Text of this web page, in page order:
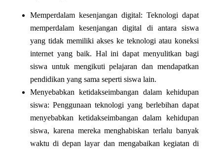
Memperdalam kesenjangan digital: Teknologi dapat
memperdalam kesenjangan digital di antara siswa
yang tidak memiliki akses ke teknologi atau koneksi
internet yang baik. Hal ini dapat menyulitkan bagi
siswa untuk mengikuti pelajaran dan mendapatkan
pendidikan yang sama seperti siswa lain.
Menyebabkan ketidakseimbangan dalam kehidupan
siswa: Penggunaan teknologi yang berlebihan dapat
menyebabkan ketidakseimbangan dalam kehidupan
siswa, karena mereka menghabiskan terlalu banyak
waktu di depan layar dan mengabaikan kegiatan di